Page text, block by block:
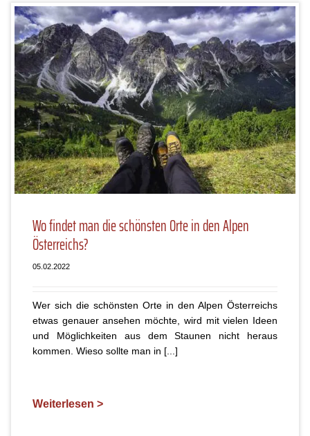
Wo findet man die schönsten Orte in den Alpen
Österreichs?
05.02.2022
Wer sich die schönsten Orte in den Alpen Österreichs
etwas genauer ansehen möchte, wird mit vielen Ideen
und Möglichkeiten aus dem Staunen nicht heraus
kommen. Wieso sollte man in [...]
Weiterlesen >